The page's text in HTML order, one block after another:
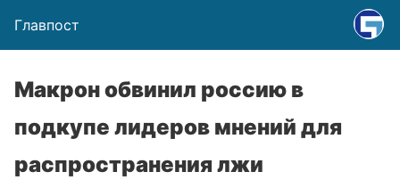
Главпост
Макрон обвинил россию в
подкупе лидеров мнений для
распространения лжи